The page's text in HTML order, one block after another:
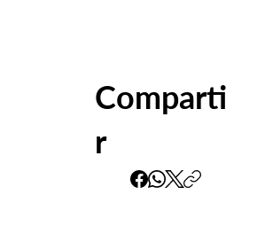
Comparti
r